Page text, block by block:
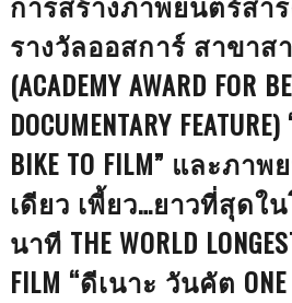
รางวัลออสการ์ สาขาส
(ACADEMY AWARD FOR
DOCUMENTARY
BIKE TO FILM” และภา
เดียว เพี้ยว…ยาวที่สุดใ
นาที THE WORLD
FILM “ดีเนาะ วันคัต ONE